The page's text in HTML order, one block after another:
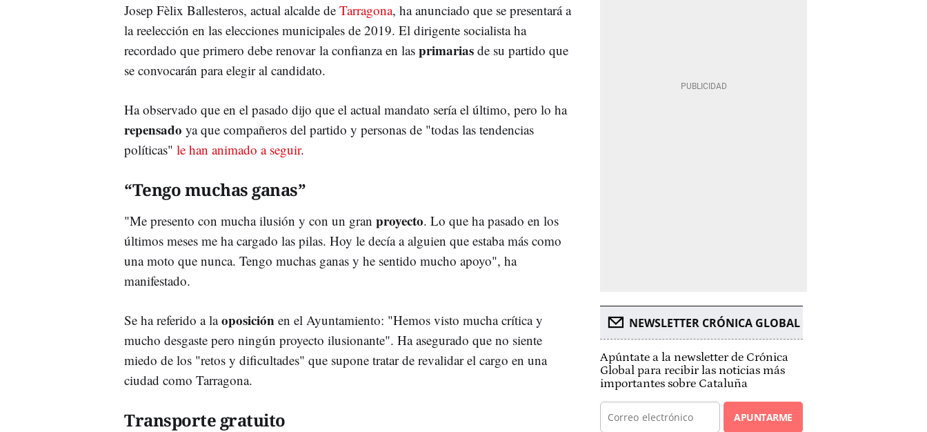
Josep Fèlix Ballesteros, actual alcalde de Tarragona, ha anunciado que se presentará a
la reelección en las elecciones municipales de 2019. El dirigente socialista ha
recordado que primero debe renovar la confianza en las primarias de su partido que
se convocarán para elegir al candidato.
Ha observado que en el pasado dijo que el actual mandato sería el último, pero lo ha
repensado ya que compañeros del partido y personas de "todas las tendencias
políticas" le han animado a seguir.
“Tengo muchas ganas”
"Me presento con mucha ilusión y con un gran proyecto. Lo que ha pasado en los
últimos meses me ha cargado las pilas. Hoy le decía a alguien que estaba más como
una moto que nunca. Tengo muchas ganas y he sentido mucho apoyo", ha
manifestado.
Se ha referido a laoposición en el Ayuntamiento: "Hemos visto mucha crítica y
mucho desgaste pero ningún proyecto ilusionante". Ha asegurado que no siente
miedo de los "retos y dificultades" que supone tratar de revalidar el cargo en una
ciudad como Tarragona.
Transporte gratuito
NEWSLETTER CRÓNICA GLOBAL
Apúntate a la newsletter de Crónica
Global para recibir las noticias más
importantes sobre Cataluña
APUNTARME